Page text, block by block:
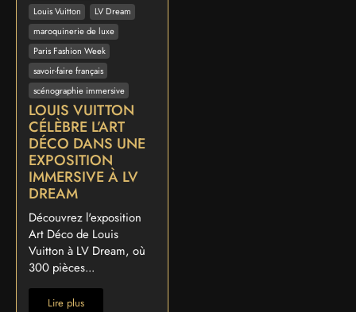
Louis Vuitton
LV Dream
maroquinerie de luxe
Paris Fashion Week
savoir-faire français
scénographie immersive
LOUIS VUITTON
CÉLÈBRE L’ART
DÉCO DANS UNE
EXPOSITION
IMMERSIVE À LV
DREAM
Découvrez l'exposition
Art Déco de Louis
Vuitton à LV Dream, où
300 pièces...
Lire plus